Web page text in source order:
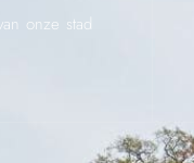
onze stad